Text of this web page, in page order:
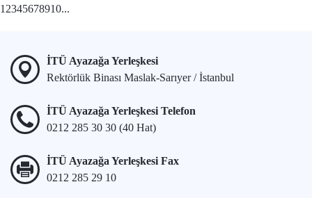
1 2345678910...
İTÜ Ayazağa Yerleşkesi
Rektörlük Binası Maslak-Sarıyer / İstanbul
İTÜ Ayazağa Yerleşkesi Telefon
0212 285 30 30 (40 Hat)
İTÜ Ayazağa Yerleşkesi Fax
0212 285 29 10